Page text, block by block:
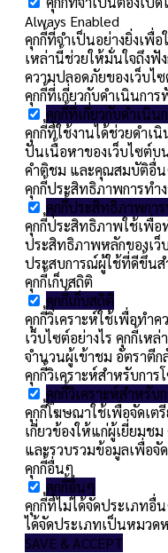
Always Enabled
คุกกี้ที่จำเป็นอย่างยิ่งเพื่อ
เหล่านี้ช่วยให้มั่นใจถึง
ความปลอดภัยของเว็บไ
คุกกี้ที่เกี่ยวกับดำเนินการ
คุกกี้ที่เกี่ยวกับดำเนิน
คุกกี้ที่ใช้งานได้ช่วยดำเ
ปันเนื้อหาของเว็บไซต์บ
คำติชม และคุณสมบัติอื่
คุกกี้ประสิทธิภาพการทำ
คุกกี้ประสิทธิภาพกา
คุกกี้ประสิทธิภาพใช้เพื่อ
ประสิทธิภาพหลักของเว็
ประสบการณ์ผู้ใช้ที่ดีขึ้น
คุกกี้เก็บสถิติ
คุกกี้เก็บสถิติ
คุกกี้วิเคราะห์ใช้เพื่อทำ
เว็บไซต์อย่างไร คุกกี้เห
จำนวนผู้เข้าชม อัตราตี
คุกกี้วิเคราะห์สำหรับกา
คุกกี้วิเคราะห์สำหรับ
คุกกี้โฆษณาใช้เพื่อจัดเ
เกี่ยวข้องให้แก่ผู้เยี่ยมช
และรวบรวมข้อมูลเพื่อ
คุกกี้อื่นๆ
คุกกี้อื่นๆ
คุกกี้ที่ไม่ได้จัดประเภทอื่
ได้จัดประเภทเป็นหมวด
SAVE & ACCEPT